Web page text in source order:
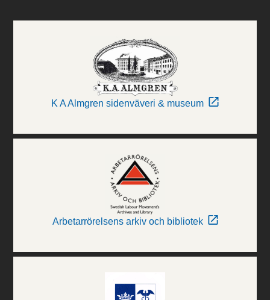
K A Almgren sidenväveri & museum
Arbetarrörelsens arkiv och bibliotek